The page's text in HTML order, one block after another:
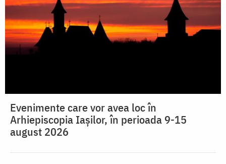
Evenimente care vor avea loc în
Arhiepiscopia Iaşilor, în perioada 9-15
august 2026